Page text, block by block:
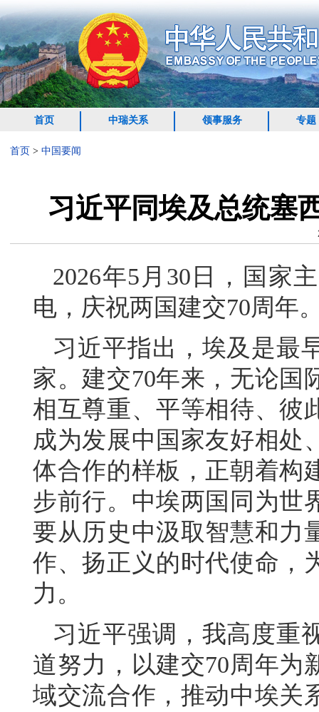
首页 中瑞关系 领事服务 专题
首页 > 中国要闻
习近平同埃及总统塞
2026年5月30日，国家
电，庆祝两国建交70周年
习近平指出，埃及是最
家。建交70年来，无论国
相互尊重、平等相待、彼
成为发展中国家友好相处
体合作的样板，正朝着构
步前行。中埃两国同为世
要从历史中汲取智慧和力
作、扬正义的时代使命，
力。
习近平强调，我高度重
道努力，以建交70周年为
域交流合作，推动中埃关